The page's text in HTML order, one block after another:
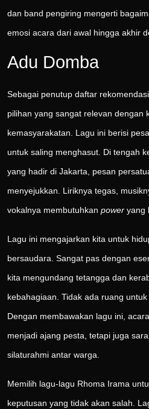
dan band pengiring mengerti
emosi acara dari awal hingga akhir
Adu Domba
Sebagai penutup daftar
pilihan yang sangat relevan dengan
kemasyarakatan. Lagu ini berisi
untuk saling menghasut. Di tengah
yang hadir di Jakarta, pesan
menyejukkan. Liriknya tegas,
vokalnya membutuhkan power yang
Lagu ini mengajarkan kita untuk
bersaudara. Sangat pas dengan
kita mengundang tetangga dan
kebahagiaan. Tidak ada ruang
Dengan membawakan lagu ini,
menjadi ajang pesta, tetapi juga
silaturahmi antar warga.
Memilih lagu-lagu Rhoma Irama
keputusan yang tidak akan salah.